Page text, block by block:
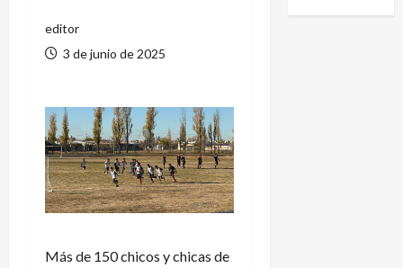
editor
3 de junio de 2025
Más de 150 chicos y chicas de